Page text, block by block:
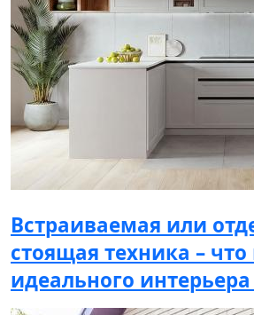
Встраиваемая или
стоящая техника –
идеального